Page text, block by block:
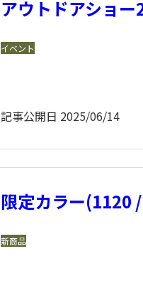
ペ
アウトドアショ
イベント
記事公開日 2025/06/14
限定カラー(1120
新商品